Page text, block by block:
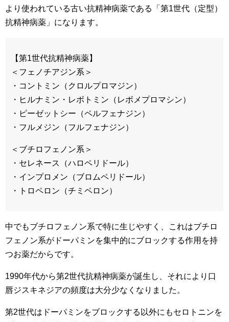
より使われている古い抗精神病薬である「第1世代（定型）
抗精神病薬」になります。
【第1世代抗精神病薬】
＜フェノチアジン系＞
・コントミン（クロルプロマジン）
・ヒルナミン・レボトミン（レボメプロマシン）
・ピーゼットシー（ペルフェナジン）
・フルメジン（フルフェナジン）
＜ブチロフェノン系＞
・セレネース（ハロペリドール）
・インプロメン（ブロムペリドール）
・トロペロン（チミペロン）
中でもブチロフェノン系で特に生じやすく、これはブチロ
フェノン系がドーパミンを集中的にブロックする作用を持
つお薬だからです。
1990年代から第2世代抗精神病薬が誕生し、それにより口
唇ジスキネジアの頻度は大分少なくなりました。
第2世代はドーパミンをブロックする以外にもセロトニンを